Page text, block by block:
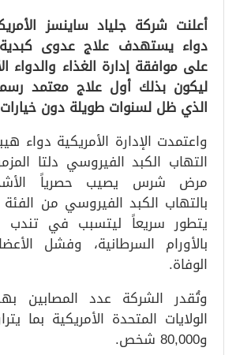
أعلنت شركة جلياد ساينسز
دواء يستهدف علاج عدوى كبدية
ليكون بذلك أول علاج معتمد
الذي ظل لسنوات طويلة دون
واعتمدت الإدارة الأمريكية دواء
مرض شرس يصيب حصرياً
بالتهاب الكبد الفيروسي من
يتطور سريعاً ليتسبب في تندب
بالأورام السرطانية، وفشل
الوفاة.
وتُقدر الشركة عدد المصابين
و80,000 شخص.